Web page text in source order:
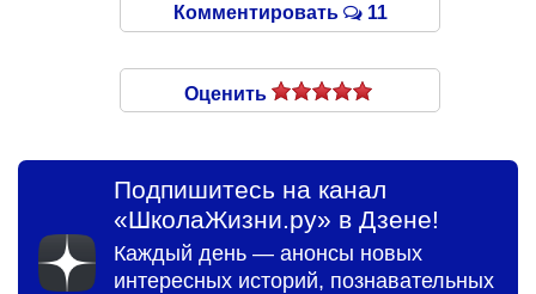
Комментировать 11
Оценить
Подпишитесь на канал
«ШколаЖизни.ру» в Дзене!
Каждый день — анонсы новых
интересных историй, познавательных